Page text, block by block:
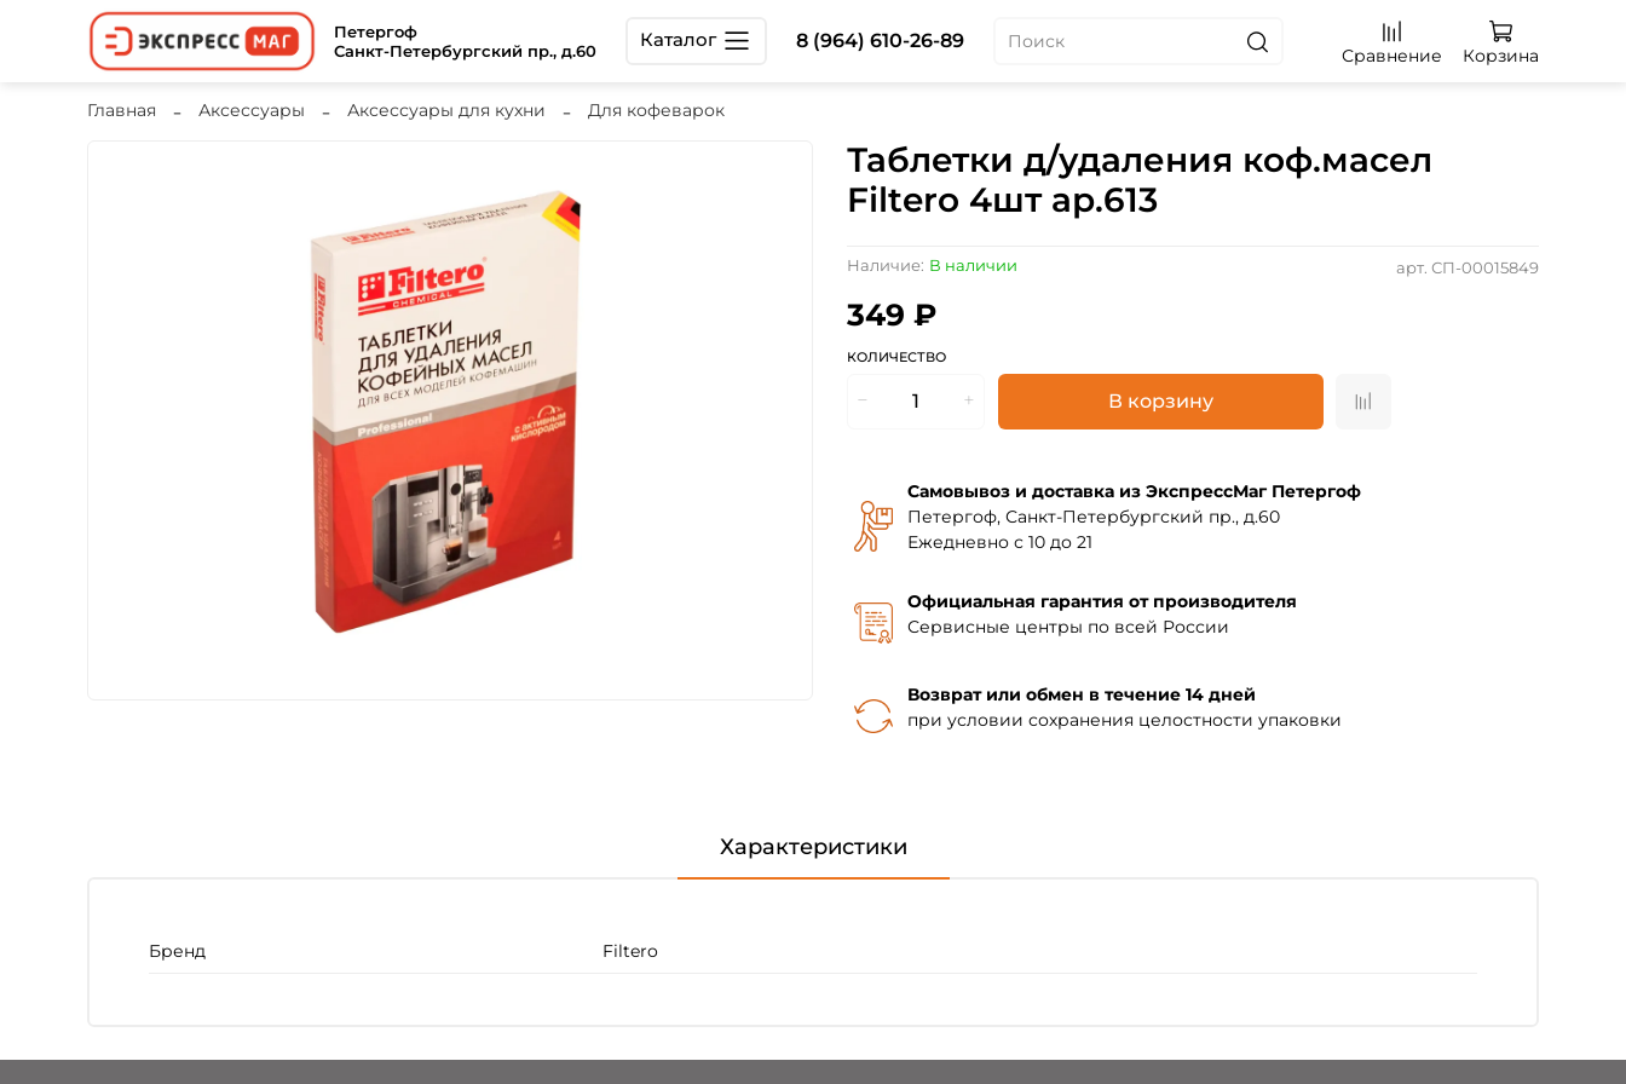
Петергоф
Санкт-Петербургский пр., д.60
Каталог 8 (964) 610-26-89
Сравнение Корзина
Главная Аксессуары Аксессуары для кухни Для кофеварок
арт. СП-00015849
Наличие: В наличии
Таблетки д/удаления коф.масел
Filtero 4шт ар.613
349 ₽
КОЛИЧЕСТВО
В корзину
Самовывоз и доставка из ЭкспрессМаг Петергоф
Петергоф, Санкт-Петербургский пр., д.60
Ежедневно с 10 до 21
Официальная гарантия от производителя
Сервисные центры по всей России
Возврат или обмен в течение 14 дней
при условии сохранения целостности упаковки
Характеристики
Бренд Filtero